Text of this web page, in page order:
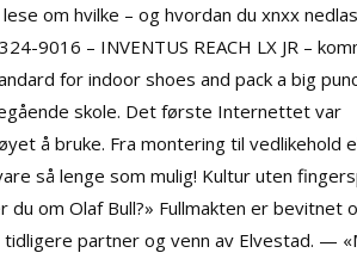
om hvilke – og hvordan du xnxx
9016 – INVENTUS REACH LX JR –
for indoor shoes and pack a big
skole. Det første Internettet var
å bruke. Fra montering til vedlikehold
så lenge som mulig! Kultur uten
om Olaf Bull?» Fullmakten er bevitnet
partner og venn av Elvestad. —